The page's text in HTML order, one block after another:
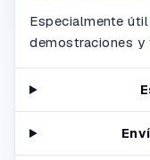
Especialmente
demostraciones y